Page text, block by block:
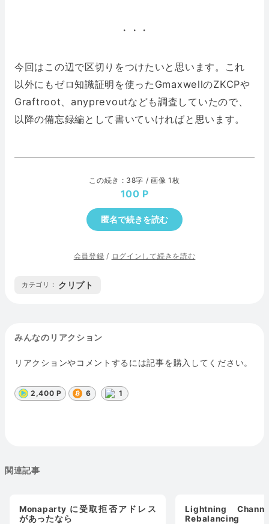
・・・
今回はこの辺で区切りをつけたいと思います。これ
以外にもゼロ知識証明を使ったGmaxwellのZKCPや
Graftroot、anyprevoutなども調査していたので、
以降の備忘録編として書いていければと思います。
この続き : 38字 / 画像 1枚
100
匿名で続きを読む
会員登録 / ログインして続きを読む
カテゴリ : クリプト
みんなのリアクション
リアクションやコメントするには記事を購入してください。
2,400 P 6 1
関連記事
Monaparty に受取拒否アドレス
があったなら
Lightning
Rebalancing